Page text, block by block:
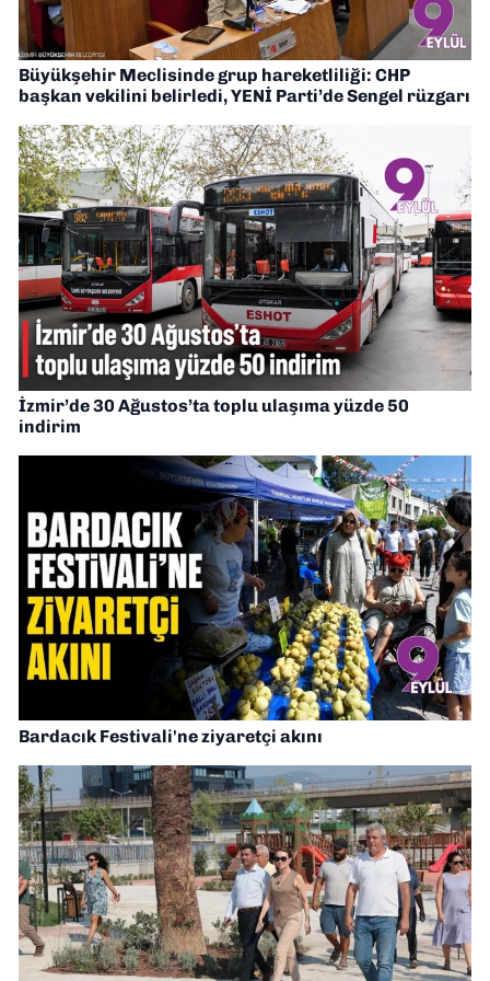
Büyükşehir Meclisinde grup hareketliliği: CHP
başkan vekilini belirledi, YENİ Parti’de Sengel rüzgarı
İzmir’de 30 Ağustos’ta toplu ulaşıma yüzde 50
indirim
Bardacık Festivali'ne ziyaretçi akını